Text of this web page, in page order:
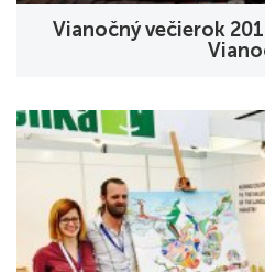
Vianočný večierok